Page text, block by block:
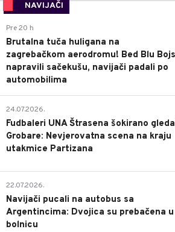
NAVIJAČI
Pre 20 h
Brutalna tuča huligana na
zagrebačkom aerodromu! Bed Blu
napravili sačekušu, navijači padali po
automobilima
24.07.2026.
Fudbaleri UNA Štrasena šokirano
Grobare: Nevjerovatna scena na kraju
utakmice Partizana
22.07.2026.
Navijači pucali na autobus sa
Argentincima: Dvojica su prebačena u
bolnicu